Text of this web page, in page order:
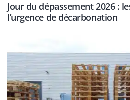
Jour du dépassement 2026 :
l’urgence de décarbonation